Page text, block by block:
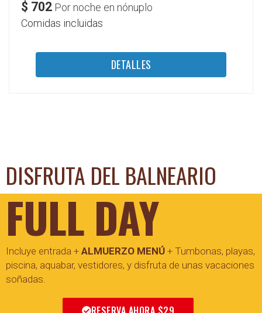
$ 702 Por noche en nónuplo
Comidas incluidas
DETALLES
DISFRUTA DEL BALNEARIO
FULL DAY
Incluye entrada + ALMUERZO MENÚ + Tumbonas, playas,
piscina, aquabar, vestidores, y disfruta de unas vacaciones
soñadas.